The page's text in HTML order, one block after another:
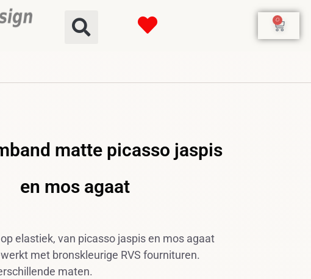
0
matte picasso jaspis
en mos agaat
elastiek, van picasso jaspis en mos agaat
met bronskleurige RVS fournituren.
maten.